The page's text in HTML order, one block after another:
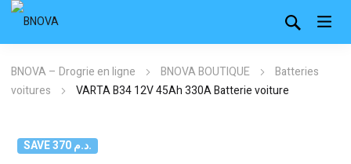
BNOVA – Drogrie en ligne BNOVA BOUTIQUE
Batteries
voitures
VARTA B34 12V 45Ah 330A Batterie voiture
SAVE 370 د.م.